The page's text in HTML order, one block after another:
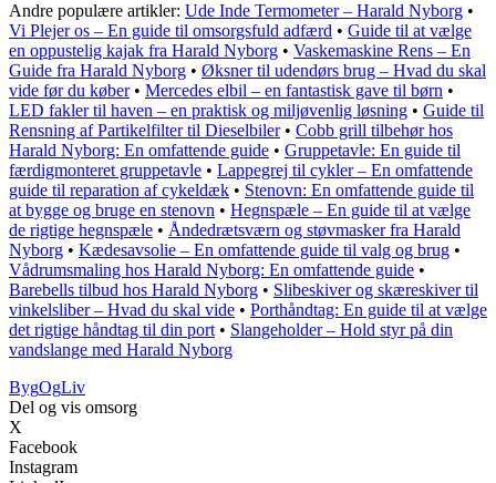
Andre populære artikler: Ude Inde Termometer – Harald Nyborg •
Vi Plejer os – En guide til omsorgsfuld adfærd • Guide til at vælge
en oppustelig kajak fra Harald Nyborg • Vaskemaskine Rens – En
Guide fra Harald Nyborg • Øksner til udendørs brug – Hvad du skal
vide før du køber• Mercedes elbil – en fantastisk gave til børn •
LED fakler til haven – en praktisk og miljøvenlig løsning • Guide til
Rensning af Partikelfilter til Dieselbiler• Cobb grill tilbehør hos
Harald Nyborg: En omfattende guide • Gruppetavle: En guide til
færdigmonteret gruppetavle • Lappegrej til cykler – En omfattende
guide til reparation af cykeldæk • Stenovn: En omfattende guide til
at bygge og bruge en stenovn • Hegnspæle – En guide til at vælge
de rigtige hegnspæle • Åndedrætsværn og støvmasker fra Harald
Nyborg • Kædesavsolie – En omfattende guide til valg og brug •
Vådrumsmaling hos Harald Nyborg: En omfattende guide •
Barebells tilbud hos Harald Nyborg • Slibeskiver og skæreskiver til
vinkelsliber – Hvad du skal vide • Porthåndtag: En guide til at vælge
det rigtige håndtag til din port • Slangeholder – Hold styr på din
vandslange med Harald Nyborg
BygOgLiv
Del og vis omsorg
X
Facebook
Instagram